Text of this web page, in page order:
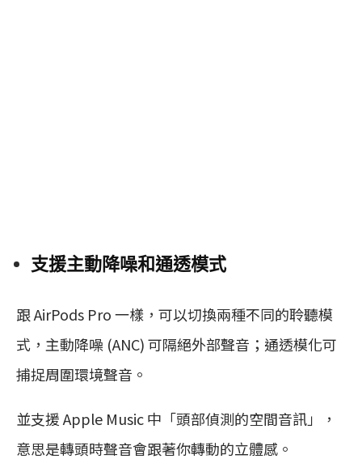
支援主動降噪和通透模式
跟 AirPods Pro 一樣，可以切換兩種不同的聆聽模
式，主動降噪 (ANC) 可隔絕外部聲音；通透模化可
捕捉周圍環境聲音。
並支援 Apple Music 中「頭部偵測的空間音訊」，
意思是轉頭時聲音會跟著你轉動的立體感。